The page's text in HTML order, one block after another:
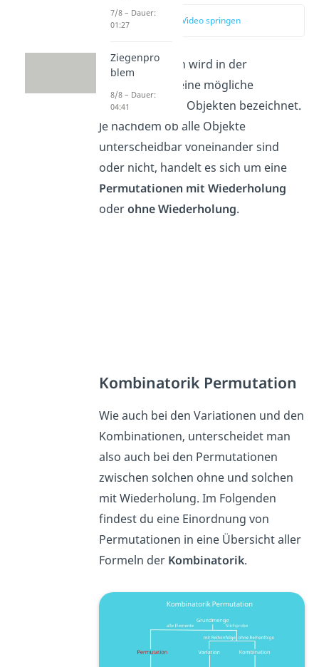
zum Video springen
Als Permutation wird in der
eine mögliche
Anordnung von Objekten bezeichnet.
Je nachdem ob alle Objekte
unterscheidbar voneinander sind
oder nicht, handelt es sich um eine
Permutationen mit Wiederholung
oderohne Wiederholung.
Kombinatorik Permutation
Wie auch bei den Variationen und den
Kombinationen, unterscheidet man
also auch bei den Permutationen
zwischen solchen ohne und solchen
mit Wiederholung. Im Folgenden
findest du eine Einordnung von
Permutationen in eine Übersicht aller
Formeln der Kombinatorik.
7/8 – Dauer:
01:27
Ziegenpro
blem
8/8 – Dauer:
04:41